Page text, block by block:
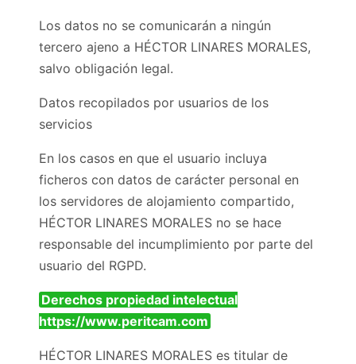
Los datos no se comunicarán a ningún
tercero ajeno a HÉCTOR LINARES MORALES,
salvo obligación legal.
Datos recopilados por usuarios de los
servicios
En los casos en que el usuario incluya
ficheros con datos de carácter personal en
los servidores de alojamiento compartido,
HÉCTOR LINARES MORALES no se hace
responsable del incumplimiento por parte del
usuario del RGPD.
Derechos propiedad intelectual
https://www.peritcam.com
HÉCTOR LINARES MORALES es titular de